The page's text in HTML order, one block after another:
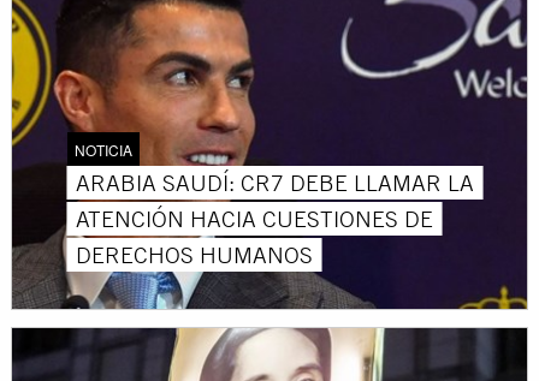
NOTICIA
ARABIA SAUDÍ: CR7 DEBE LLAMAR LA
ATENCIÓN HACIA CUESTIONES DE
DERECHOS HUMANOS